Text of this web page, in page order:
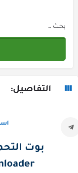
التفاصيل:
بوت